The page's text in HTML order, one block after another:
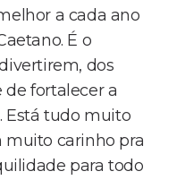
a cada ano
É o
dos
fortalecer a
Está tudo muito
muito carinho pra
para todo